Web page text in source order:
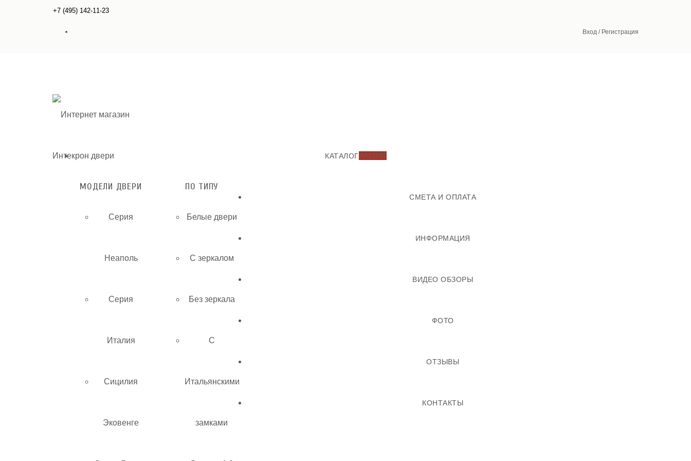
+7 (495) 142-11-23
Вход / Регистрация
КАТАЛОГАКЦИЯ
МОДЕЛИ ДВЕРИ
Серия
Неаполь
Серия
Италия
Сицилия
Эковенге
ПО ТИПУ
Белые двери
С зеркалом
Без зеркала
С
Итальянскими
замками
СМЕТА И ОПЛАТА
ИНФОРМАЦИЯ
ВИДЕО ОБЗОРЫ
ФОТО
ОТЗЫВЫ
КОНТАКТЫ